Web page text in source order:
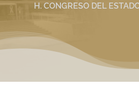
H. CONGRESO DEL